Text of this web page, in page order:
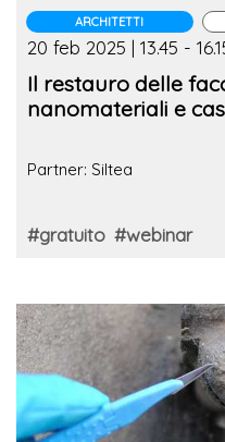
ARCHITETTI
20 feb 2025 | 13.45 -
Il restauro delle
nanomateriali e
Partner: Siltea
#gratuito #webinar